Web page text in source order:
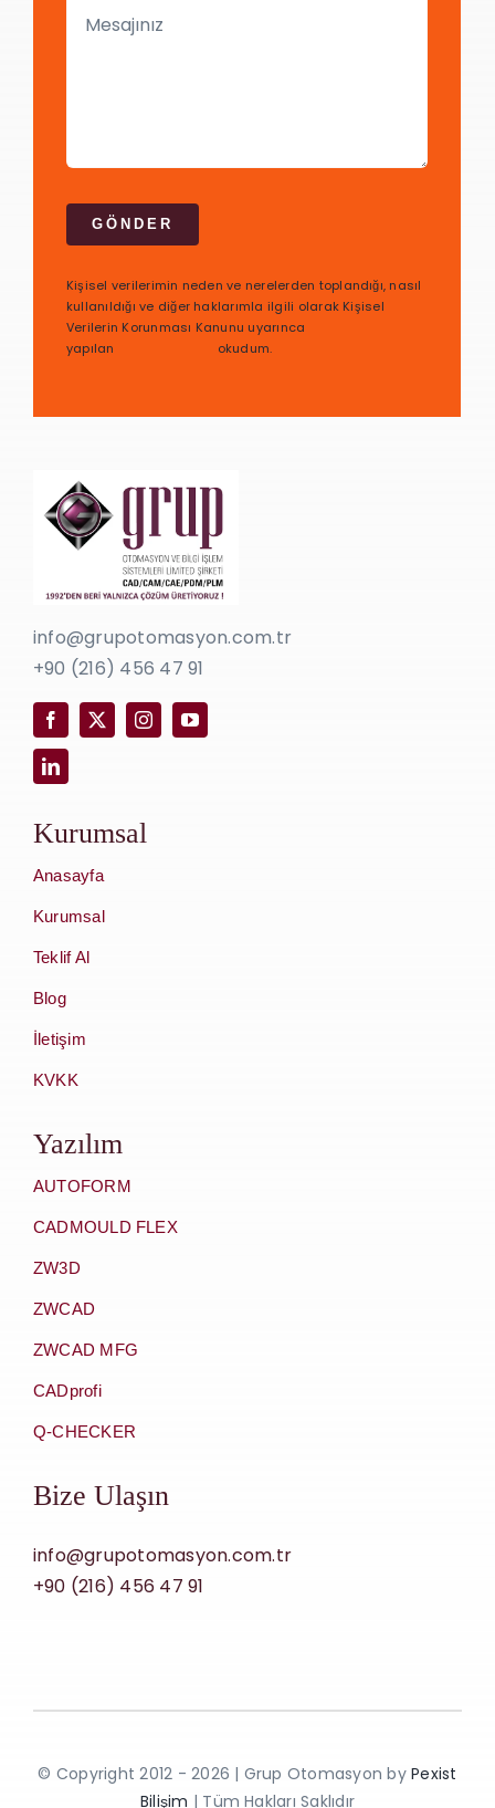
GÖNDER
Kişisel verilerimin neden ve nerelerden toplandığı, nasıl
kullanıldığı ve diğer haklarımla ilgili olarak Kişisel
Verilerin Korunması Kanunu uyarınca
yapılan
okudum.
info@grupotomasyon.com.tr
+90 (216) 456 47 91
Kurumsal
Anasayfa
Kurumsal
Teklif Al
Blog
İletişim
KVKK
Yazılım
AUTOFORM
CADMOULD FLEX
ZW3D
ZWCAD
ZWCAD MFG
CADprofi
Q-CHECKER
Bize Ulaşın
info@grupotomasyon.com.tr
+90 (216) 456 47 91
© Copyright 2012 - 2026 | Grup Otomasyon byPexist
Bilişim | Tüm Hakları Saklıdır